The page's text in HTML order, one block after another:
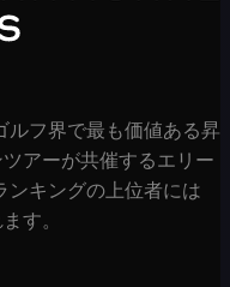
フ界で最も価値ある昇
アーが共催するエリー
ンキングの上位者には
す。